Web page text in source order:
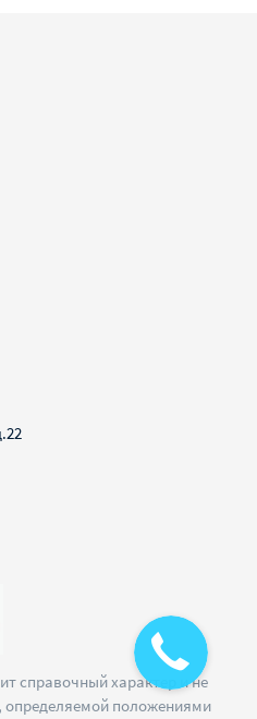
справочный характер и не
определяемой положениями